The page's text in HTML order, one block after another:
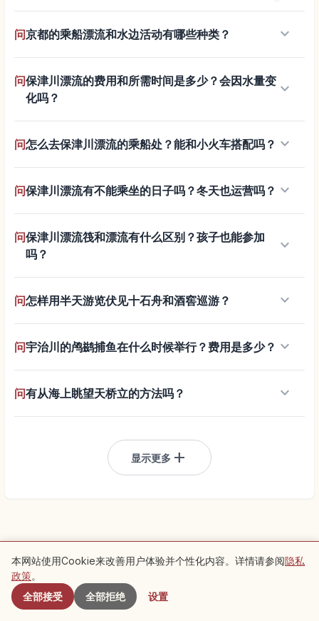
问京都的乘船漂流和水边活动有哪些种类？ keyboard_arrow_down
问保津川漂流的费用和所需时间是多少？会因水量变
化吗？
keyboard_arrow_down
问怎么去保津川漂流的乘船处？能和小火车搭配吗？ keyboard_arrow_down
问保津川漂流有不能乘坐的日子吗？冬天也运营吗？ keyboard_arrow_down
问保津川漂流筏和漂流有什么区别？孩子也能参加
吗？
keyboard_arrow_down
问怎样用半天游览伏见十石舟和酒窖巡游？ keyboard_arrow_down
问宇治川的鸬鹚捕鱼在什么时候举行？费用是多少？ keyboard_arrow_down
问有从海上眺望天桥立的方法吗？ keyboard_arrow_down
显示更多 add
广告
让旅行更顺畅
附近景点
本网站使用Cookie来改善用户体验并个性化内容。详情请参阅隐私
政策。
全部接受
全部拒绝 设置